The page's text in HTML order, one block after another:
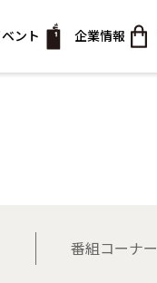
ベント 企業情報
番組コーナー